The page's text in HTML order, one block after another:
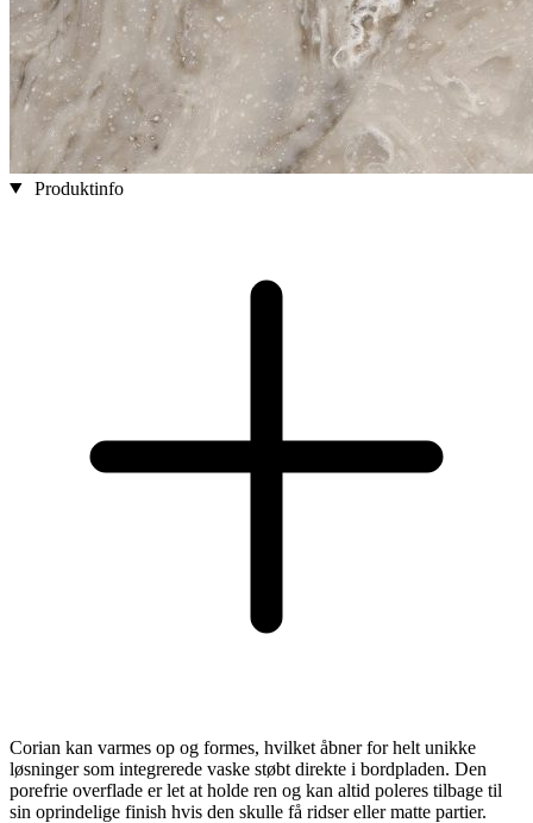
Produktinfo
Corian kan varmes op og formes, hvilket åbner for helt unikke
løsninger som integrerede vaske støbt direkte i bordpladen. Den
porefrie overflade er let at holde ren og kan altid poleres tilbage til
sin oprindelige finish hvis den skulle få ridser eller matte partier.